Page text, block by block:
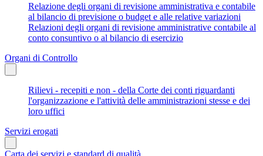
Relazione degli organi di revisione amministrativa e contabile
al bilancio di previsione o budget e alle relative variazioni
Relazioni degli organi di revisione amministrative contabile al
conto consuntivo o al bilancio di esercizio
Organi di Controllo
Rilievi - recepiti e non - della Corte dei conti riguardanti
l'organizzazione e l'attività delle amministrazioni stesse e dei
loro uffici
Servizi erogati
Carta dei servizi e standard di qualità